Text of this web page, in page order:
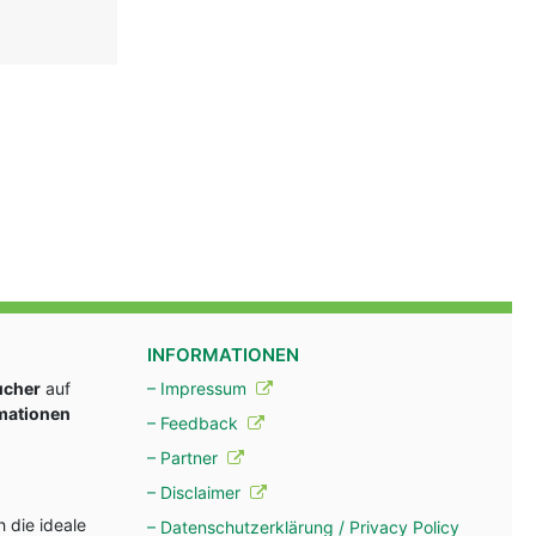
auf
die ideale
INFORMATIONEN
– Impressum
– Feedback
– Partner
– Disclaimer
– Datenschutzerklärung / Privacy Policy